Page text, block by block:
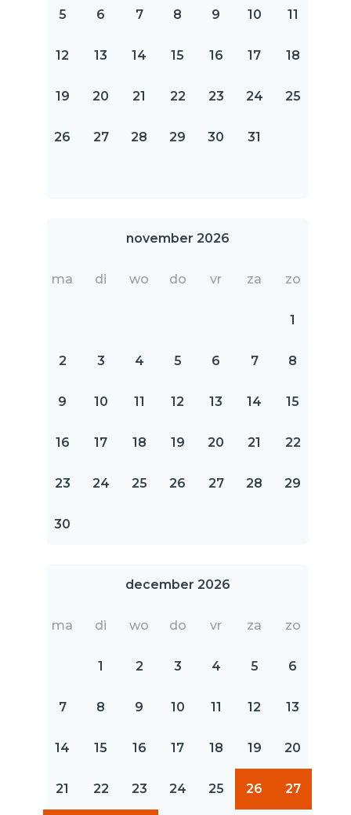
5 6 7 8 9 10 11
12 13 14 15 16 17 18
19 20 21 22 23 24 25
26 27 28 29 30 31
november 2026
ma di wo do vr za zo
1
2 3 4 5 6 7 8
9 10 11 12 13 14 15
16 17 18 19 20 21 22
23 24 25 26 27 28 29
30
december 2026
ma di wo do vr za zo
1 2 3 4 5 6
7 8 9 10 11 12 13
14 15 16 17 18 19 20
21 22 23 24 25 26 27